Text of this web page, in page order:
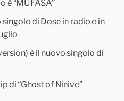
è “MUFASA”
singolo di Dose in radio e in
è il nuovo singolo di
di “Ghost of Ninive”